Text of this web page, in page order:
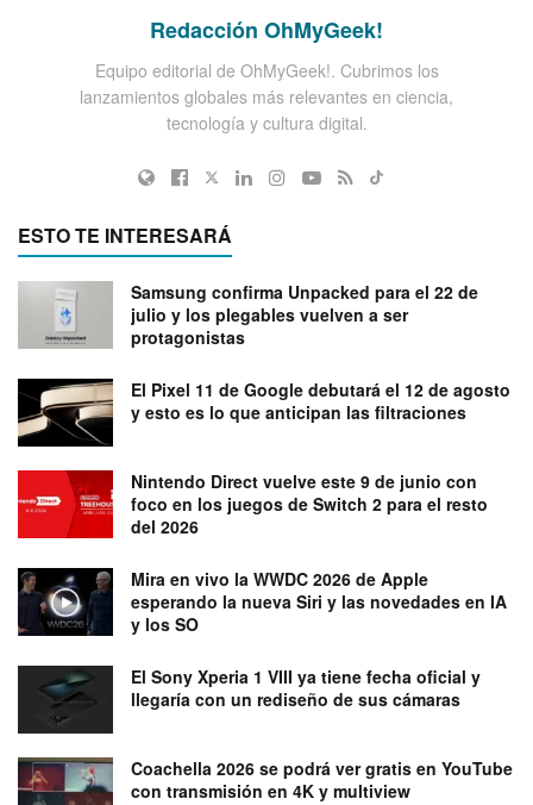
Redacción OhMyGeek!
Equipo editorial de OhMyGeek!. Cubrimos los
lanzamientos globales más relevantes en ciencia,
tecnología y cultura digital.
ESTO TE INTERESARÁ
Samsung confirma Unpacked para el 22 de
julio y los plegables vuelven a ser
protagonistas
El Pixel 11 de Google debutará el 12 de agosto
y esto es lo que anticipan las filtraciones
Nintendo Direct vuelve este 9 de junio con
foco en los juegos de Switch 2 para el resto
del 2026
Mira en vivo la WWDC 2026 de Apple
esperando la nueva Siri y las novedades en IA
y los SO
El Sony Xperia 1 VIII ya tiene fecha oficial y
llegaría con un rediseño de sus cámaras
Coachella 2026 se podrá ver gratis en YouTube
con transmisión en 4K y multiview